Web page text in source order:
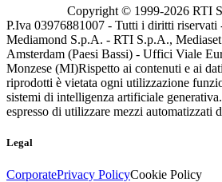
Copyright © 1999-2026 RTI
P.Iva 03976881007 - Tutti i diritti riservati
Mediamond S.p.A. - RTI S.p.A.,
Amsterdam (Paesi Bassi) - Uffici Viale
Monzese (MI)Rispetto ai contenuti e ai
riprodotti è vietata ogni utilizzazione
sistemi di intelligenza artificiale
espresso di utilizzare mezzi automatizzati
Legal
CorporatePrivacy PolicyCookie Policy